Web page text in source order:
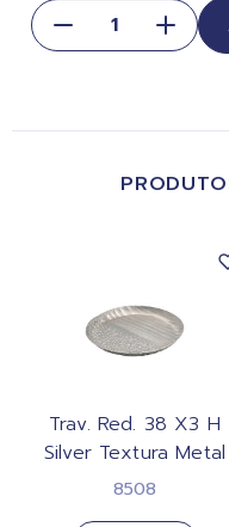
Trav. Red. 38 X3 H
Silver Textura Metal
8508